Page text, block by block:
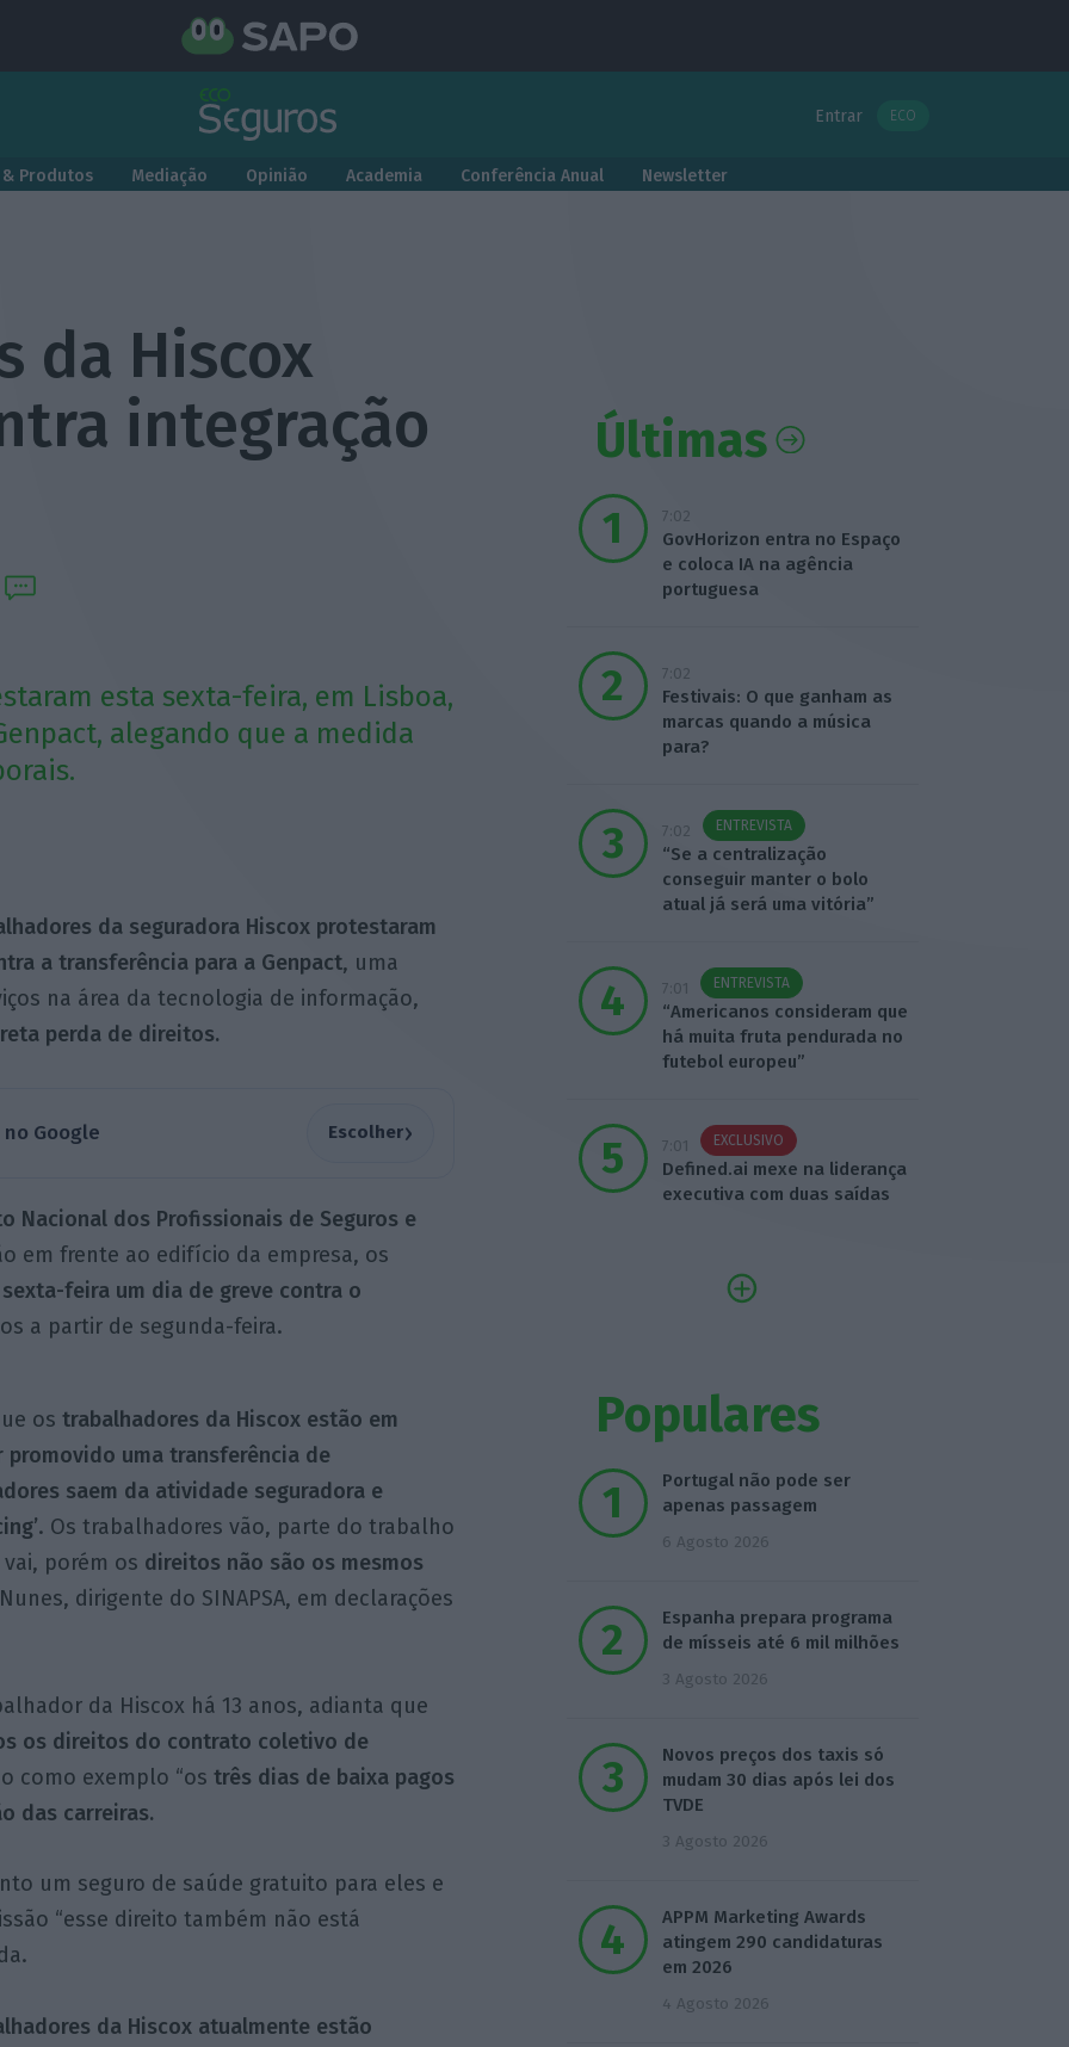
Entrar ECO
& Produtos Mediação Opinião Academia Conferência Anual Newsletter
da Hiscox
integração
esta sexta-feira, em Lisboa,
alegando que a medida
da seguradora Hiscox protestaram
a transferência para a Genpact, uma
na área da tecnologia de informação,
perda de direitos.
Google Escolher›
Nacional dos Profissionais de Seguros e
em frente ao edifício da empresa, os
feira um dia de greve contra o
a partir de segunda-feira.
os trabalhadores da Hiscox estão em
uma transferência de
saem da atividade seguradora e
. Os trabalhadores vão, parte do trabalho
porém os direitos não são os mesmos
dirigente do SINAPSA, em declarações
da Hiscox há 13 anos, adianta que
os direitos do contrato coletivo de
como exemplo “os três dias de baixa pagos
das carreiras.
um seguro de saúde gratuito para eles e
“esse direito também não está
da Hiscox atualmente estão
Últimas
7:02
GovHorizon entra no Espaço
e coloca IA na agência
portuguesa
7:02
Festivais: O que ganham as
marcas quando a música
para?
7:02 ENTREVISTA
“Se a centralização
conseguir manter o bolo
atual já será uma vitória”
7:01 ENTREVISTA
“Americanos consideram que
há muita fruta pendurada no
futebol europeu”
7:01 EXCLUSIVO
Defined.ai mexe na liderança
executiva com duas saídas
Populares
Portugal não pode ser
apenas passagem
6 Agosto 2026
Espanha prepara programa
de mísseis até 6 mil milhões
3 Agosto 2026
Novos preços dos taxis só
mudam 30 dias após lei dos
TVDE
3 Agosto 2026
APPM Marketing Awards
atingem 290 candidaturas
em 2026
4 Agosto 2026